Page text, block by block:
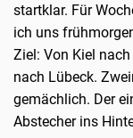
startklar. Für
ich uns
Ziel: Von Kiel
nach Lübeck.
gemächlich. Der
Abstecher ins